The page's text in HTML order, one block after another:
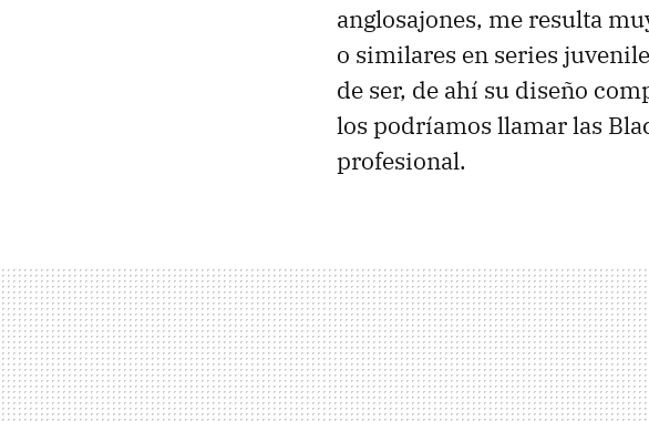
anglosajones, me resulta
o similares en series
de ser, de ahí su diseño
los podríamos llamar las
profesional.